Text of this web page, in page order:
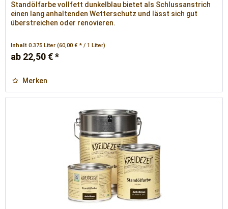
Standölfarbe vollfett dunkelblau bietet als Schlussanstrich
einen lang anhaltenden Wetterschutz und lässt sich gut
überstreichen oder renovieren.
Inhalt0.375 Liter(60,00 € * / 1 Liter)
ab 22,50 € *
Merken